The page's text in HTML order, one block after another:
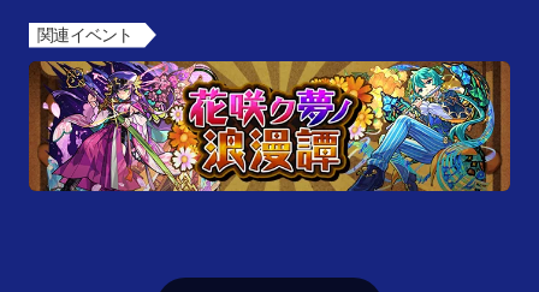
関連イベント